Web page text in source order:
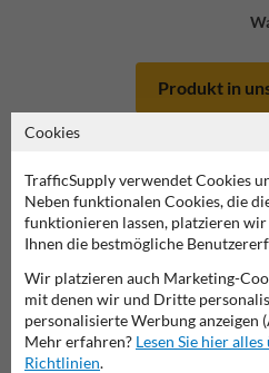
Verkehrsschild 1002-10
diese Informationen ausdrucken
Übersicht der offiziellen
Verkehrsschildkaufen.de
Produkt in
Cookies
TrafficSupply verwendet Cookies
Neben funktionalen Cookies, die
funktionieren lassen, platzieren
Ihnen die bestmögliche
Wir platzieren auch Marketing-
mit denen wir und Dritte
personalisierte Werbung anzeigen
Mehr erfahren? Lesen Sie hier
Richtlinien.